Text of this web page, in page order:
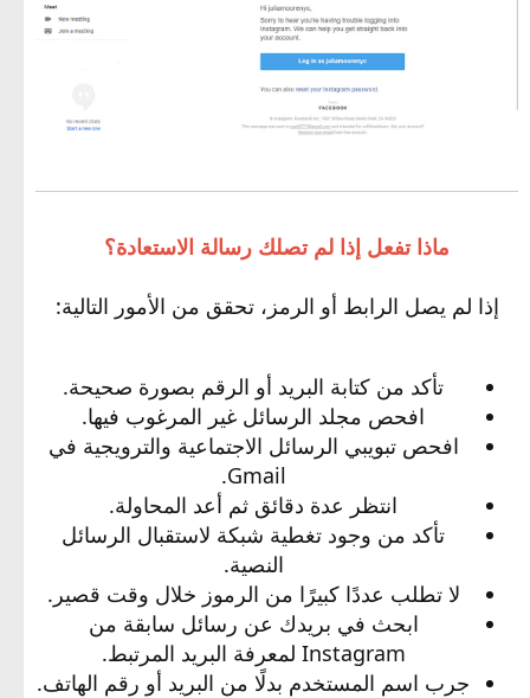
ماذا تفعل إذا لم تصلك رسالة الاستعادة؟
إذا لم يصل الرابط أو الرمز، تحقق من الأمور التالية:
تأكد من كتابة البريد أو الرقم بصورة صحيحة.
افحص مجلد الرسائل غير المرغوب فيها.
افحص تبويبي الرسائل الاجتماعية والترويجية في
Gmail.
انتظر عدة دقائق ثم أعد المحاولة.
تأكد من وجود تغطية شبكة لاستقبال الرسائل
النصية.
لا تطلب عددًا كبيرًا من الرموز خلال وقت قصير.
ابحث في بريدك عن رسائل سابقة من
Instagram لمعرفة البريد المرتبط.
جرب اسم المستخدم بدلًا من البريد أو رقم الهاتف.